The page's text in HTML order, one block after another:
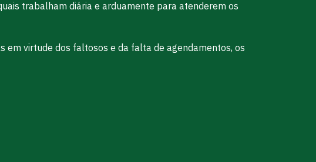
trabalham diária e arduamente para atenderem os
em virtude dos faltosos e da falta de agendamentos, os